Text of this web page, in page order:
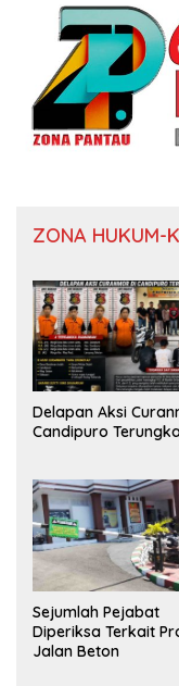
ZONA HUKUM-
Delapan Aksi
Candipuro
Sejumlah Pejabat
Diperiksa Terkait
Jalan Beton